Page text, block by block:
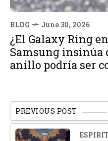
BLOG June 30, 2026
¿El Galaxy Ring
Samsung insinúa
anillo podría ser
PREVIOUS POST